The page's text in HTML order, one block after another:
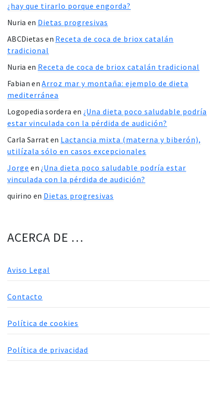
¿hay que tirarlo porque engorda?
Nuria en Dietas progresivas
ABCDietas en Receta de coca de briox catalán
tradicional
Nuria en Receta de coca de briox catalán tradicional
Fabian enArroz mar y montaña: ejemplo de dieta
mediterránea
Logopedia sordera en ¿Una dieta poco saludable podría
estar vinculada con la pérdida de audición?
Carla Sarraten Lactancia mixta (materna y biberón),
utilízala sólo en casos excepcionales
Jorge en ¿Una dieta poco saludable podría estar
vinculada con la pérdida de audición?
quirino en Dietas progresivas
ACERCA DE …
Aviso Legal
Contacto
Política de cookies
Política de privacidad